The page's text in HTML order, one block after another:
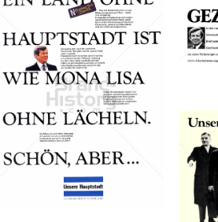
NÖ
Landesregierung
Land NÖ - NÖ
Landesregierung
1984
Bild-ID: 69159